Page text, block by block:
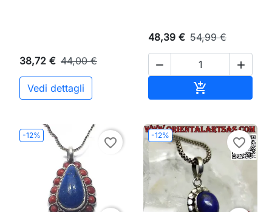
38,72 € 44,00 €
Vedi dettagli
48,39 € 54,99 €
 

-12%
favorite_border
-12%
favorite_border